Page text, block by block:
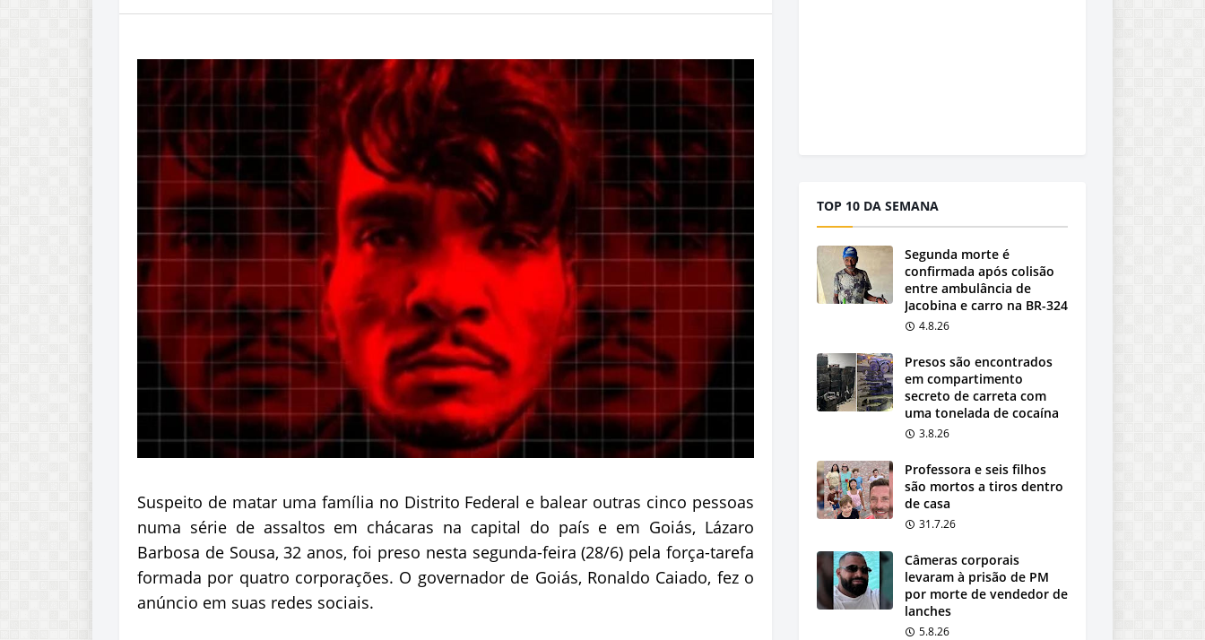
Suspeito de matar uma família no Distrito Federal e balear outras cinco pessoas
numa série de assaltos em chácaras na capital do país e em Goiás, Lázaro
Barbosa de Sousa, 32 anos, foi preso nesta segunda-feira (28/6) pela força-tarefa
formada por quatro corporações. O governador de Goiás, Ronaldo Caiado, fez o
anúncio em suas redes sociais.
TOP 10 DA SEMANA
Segunda morte é
confirmada após colisão
entre ambulância de
Jacobina e carro na BR-324
4.8.26
Presos são encontrados
em compartimento
secreto de carreta com
uma tonelada de cocaína
3.8.26
Professora e seis filhos
são mortos a tiros dentro
de casa
31.7.26
Câmeras corporais
levaram à prisão de PM
por morte de vendedor de
lanches
5.8.26